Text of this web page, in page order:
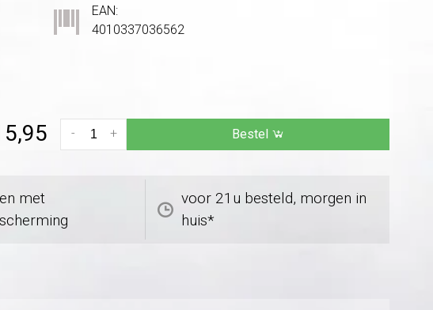
EAN:
4010337036562
+
- Bestel
met
voor 21u besteld, morgen in
huis*